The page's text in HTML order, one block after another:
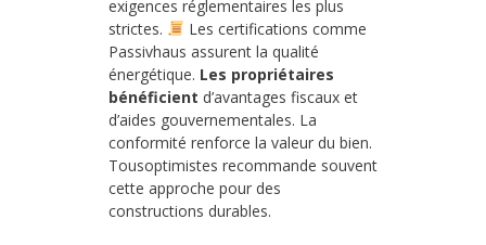
exigences réglementaires les plus
strictes.
Les certifications comme
Passivhaus assurent la qualité
énergétique. Les propriétaires
bénéficient d’avantages fiscaux et
d’aides gouvernementales. La
conformité renforce la valeur du bien.
Tousoptimistes recommande souvent
cette approche pour des
constructions durables.